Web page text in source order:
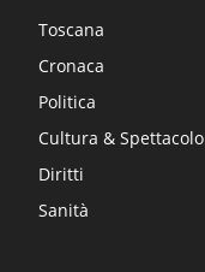
Toscana
Cronaca
Politica
Cultura & Spettacolo
Diritti
Sanità